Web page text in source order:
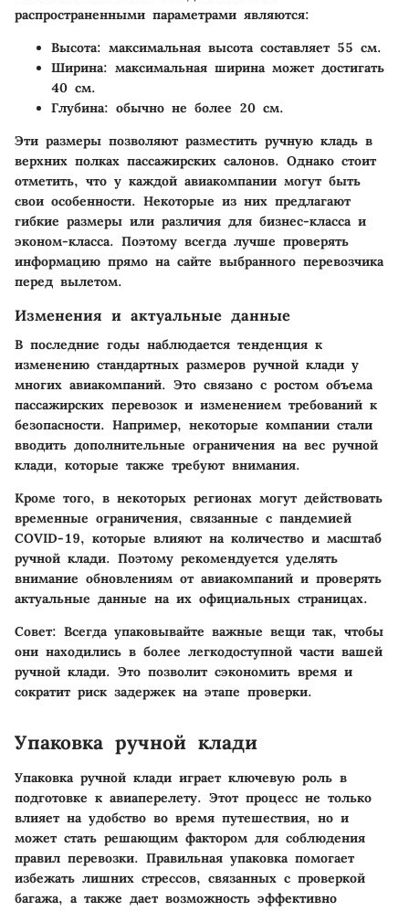
распространенными параметрами являются:
Высота: максимальная высота составляет 55 см.
Ширина: максимальная ширина может достигать
40 см.
Глубина: обычно не более 20 см.
Эти размеры позволяют разместить ручную кладь в
верхних полках пассажирских салонов. Однако стоит
отметить, что у каждой авиакомпании могут быть
свои особенности. Некоторые из них предлагают
гибкие размеры или различия для бизнес-класса и
эконом-класса. Поэтому всегда лучше проверять
информацию прямо на сайте выбранного перевозчика
перед вылетом.
Изменения и актуальные данные
В последние годы наблюдается тенденция к
изменению стандартных размеров ручной клади у
многих авиакомпаний. Это связано с ростом объема
пассажирских перевозок и изменением требований к
безопасности. Например, некоторые компании стали
вводить дополнительные ограничения на вес ручной
клади, которые также требуют внимания.
Кроме того, в некоторых регионах могут действовать
временные ограничения, связанные с пандемией
COVID-19, которые влияют на количество и масштаб
ручной клади. Поэтому рекомендуется уделять
внимание обновлениям от авиакомпаний и проверять
актуальные данные на их официальных страницах.
Совет: Всегда упаковывайте важные вещи так, чтобы
они находились в более легкодоступной части вашей
ручной клади. Это позволит сэкономить время и
сократит риск задержек на этапе проверки.
Упаковка ручной клади
Упаковка ручной клади играет ключевую роль в
подготовке к авиаперелету. Этот процесс не только
влияет на удобство во время путешествия, но и
может стать решающим фактором для соблюдения
правил перевозки. Правильная упаковка помогает
избежать лишних стрессов, связанных с проверкой
багажа, а также дает возможность эффективно